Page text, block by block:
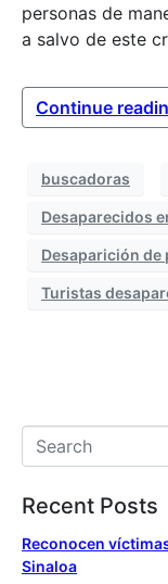
personas de
a salvo de este
Continue
buscadoras
Desaparecidos
Desaparición de
Turistas
Recent Posts
Reconocen
Sinaloa